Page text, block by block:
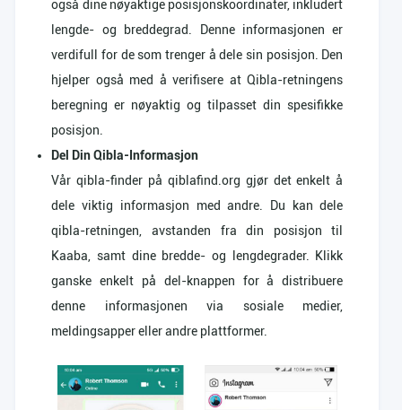
også dine nøyaktige posisjonskoordinater, inkludert
lengde- og breddegrad. Denne informasjonen er
verdifull for de som trenger å dele sin posisjon. Den
hjelper også med å verifisere at Qibla-retningens
beregning er nøyaktig og tilpasset din spesifikke
posisjon.
Del Din Qibla-Informasjon
Vår qibla-finder på qiblafind.org gjør det enkelt å
dele viktig informasjon med andre. Du kan dele
qibla-retningen, avstanden fra din posisjon til
Kaaba, samt dine bredde- og lengdegrader. Klikk
ganske enkelt på del-knappen for å distribuere
denne informasjonen via sosiale medier,
meldingsapper eller andre plattformer.